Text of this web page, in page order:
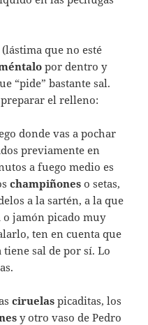
que no esté
por dentro y
“pide” bastante sal.
el relleno:
donde vas a pochar
previamente en
a fuego medio es
champiñones o setas,
a la sartén, a la que
o jamón picado muy
ten en cuenta que
tiene sal de por sí. Lo
ciruelas picaditas, los
y otro vaso de Pedro